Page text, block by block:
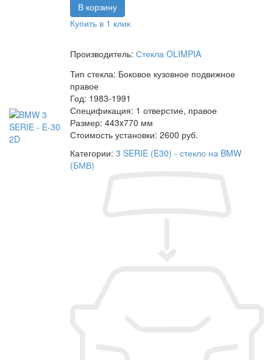
Купить в 1 клик
Производитель: Стекла OLIMPIA
Тип стекла: Боковое кузовное подвижное
правое
Год: 1983-1991
Спецификация: 1 отверстие, правое
Размер: 443x770 мм
Стоимость установки: 2600 руб.
Категории: 3 SERIE (E30) - стекло на BMW
(БМВ)